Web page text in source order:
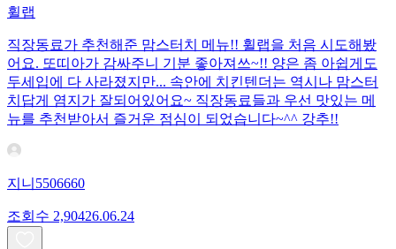
휠랩
직장동료가 추천해준 맘스터치 메뉴!! 휠랩을 처음 시도해봤
어요. 또띠아가 감싸주니 기분 좋아져쓰~!! 양은 좀 아쉽게도
두세입에 다 사라졌지만... 속안에 치킨텐더는 역시나 맘스터
치답게 염지가 잘되어있어요~ 직장동료들과 우선 맛있는 메
뉴를 추천받아서 즐거운 점심이 되었습니다~^^ 강추!!
지니5506660
조회수 2,90426.06.24